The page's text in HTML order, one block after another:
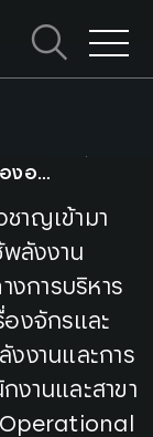
บริหารจัดการฟุตพริ้นท์ขององค์กร
ชาญเข้ามา
พลังงาน
การบริหาร
งจักรและ
งานและการ
งานและสาขา
Operational